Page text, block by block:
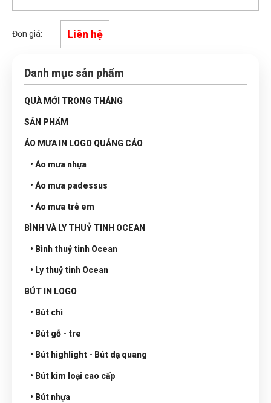
Đơn giá: Liên hệ
Danh mục sản phẩm
QUÀ MỚI TRONG THÁNG
SẢN PHẨM
ÁO MƯA IN LOGO QUẢNG CÁO
• Áo mưa nhựa
• Áo mưa padessus
• Áo mưa trẻ em
BÌNH VÀ LY THUỶ TINH OCEAN
• Bình thuỷ tinh Ocean
• Ly thuỷ tinh Ocean
BÚT IN LOGO
• Bút chì
• Bút gỗ - tre
• Bút highlight - Bút dạ quang
• Bút kim loại cao cấp
• Bút nhựa